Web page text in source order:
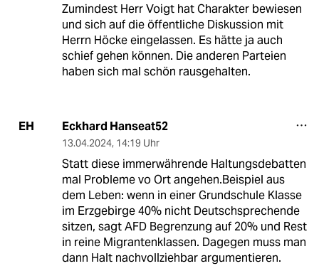
Zumindest Herr Voigt hat Charakter bewiesen
und sich auf die öffentliche Diskussion mit
Herrn Höcke eingelassen. Es hätte ja auch
schief gehen können. Die anderen Parteien
haben sich mal schön rausgehalten.
EH Eckhard Hanseat52
13.04.2024, 14:19 Uhr
Statt diese immerwährende Haltungsdebatten
mal Probleme vo Ort angehen.Beispiel aus
dem Leben: wenn in einer Grundschule Klasse
im Erzgebirge 40% nicht Deutschsprechende
sitzen, sagt AFD Begrenzung auf 20% und Rest
in reine Migrantenklassen. Dagegen muss man
dann Halt nachvollziehbar argumentieren.